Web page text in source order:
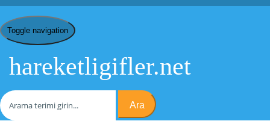
Toggle navigation
hareketligifler.net
Ara